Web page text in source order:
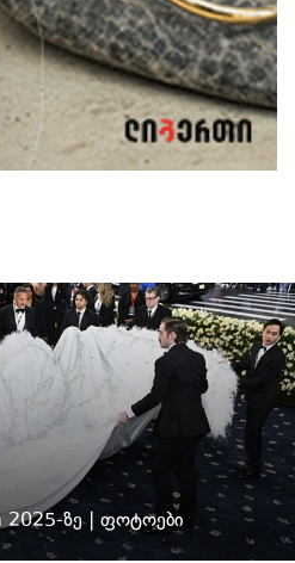
2025-ზე | ფოტოები